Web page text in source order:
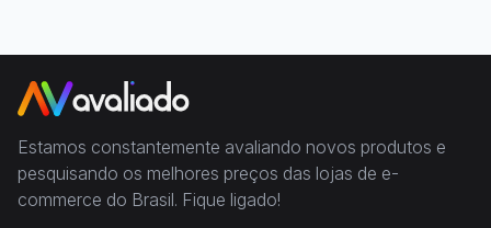
Estamos constantemente avaliando novos produtos e
pesquisando os melhores preços das lojas de e-
commerce do Brasil. Fique ligado!